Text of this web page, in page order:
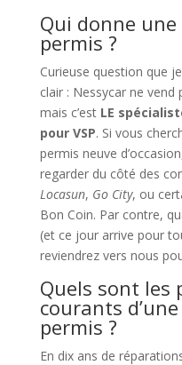
Qui donne
permis ?
Curieuse question que
clair : Nessycar ne
mais c’est LE
pour VSP. Si vous
permis neuve
regarder du côté des
Locasun, Go City, ou
Bon Coin. Par contre,
(et ce jour arrive pour
reviendrez vers nous
Quels sont les
courants
permis ?
En dix ans de